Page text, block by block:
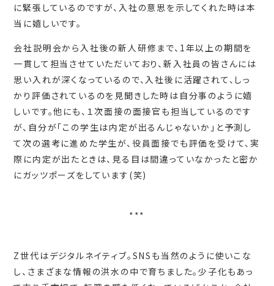
に緊張しているのですが、入社の意思を示してくれた時は本
当に嬉しいです。
会社説明会から入社後の新人研修まで、1年以上の期間を
一貫して担当させていただいており、新入社員の皆さんには
思い入れが深くなっているので、入社後に活躍されて、しっ
かり評価されているのを見聞きした時は自分事のように嬉
しいです。他にも、１次面接の面接官も担当しているのです
が、自分が「この学生は内定が出るんじゃないか」と予測し
て次の選考に進めた学生が、役員面接でも評価を受けて、実
際に内定が出たときは、見る目は間違っていなかったと密か
にガッツポーズをしています(笑)
***
Z世代はデジタルネイティブ。SNSも当然のように使いこな
し、さまざまな情報の洪水の中で育ちました。少子化もあっ